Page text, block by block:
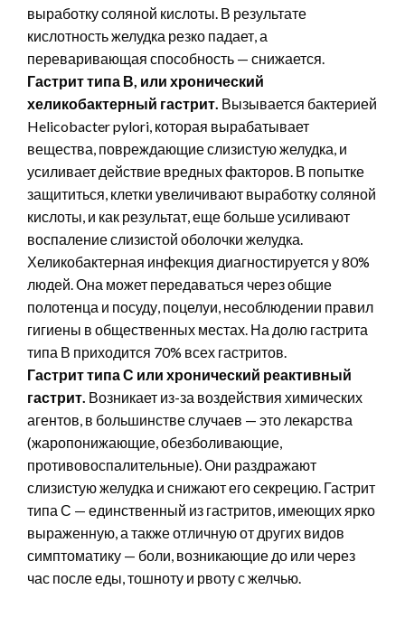
выработку соляной кислоты. В результате
кислотность желудка резко падает, а
переваривающая способность — снижается.
Гастрит типа В, или хронический
хеликобактерный гастрит. Вызывается бактерией
Helicobacter pylori, которая вырабатывает
вещества, повреждающие слизистую желудка, и
усиливает действие вредных факторов. В попытке
защититься, клетки увеличивают выработку соляной
кислоты, и как результат, еще больше усиливают
воспаление слизистой оболочки желудка.
Хеликобактерная инфекция диагностируется у 80%
людей. Она может передаваться через общие
полотенца и посуду, поцелуи, несоблюдении правил
гигиены в общественных местах. На долю гастрита
типа В приходится 70% всех гастритов.
Гастрит типа С или хронический реактивный
гастрит. Возникает из-за воздействия химических
агентов, в большинстве случаев — это лекарства
(жаропонижающие, обезболивающие,
противовоспалительные). Они раздражают
слизистую желудка и снижают его секрецию. Гастрит
типа С — единственный из гастритов, имеющих ярко
выраженную, а также отличную от других видов
симптоматику — боли, возникающие до или через
час после еды, тошноту и рвоту с желчью.